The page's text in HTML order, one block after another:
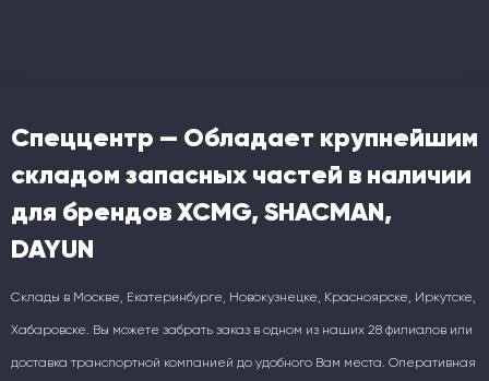
Спеццентр — Обладает крупнейшим
складом запасных частей в наличии
для брендов XCMG, SHACMAN,
DAYUN
Склады в Москве, Екатеринбурге, Новокузнецке, Красноярске, Иркутске,
Хабаровске. Вы можете забрать заказ в одном из наших 28 филиалов или
доставка транспортной компанией до удобного Вам места. Оперативная